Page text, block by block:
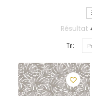
Résultat
Tri: